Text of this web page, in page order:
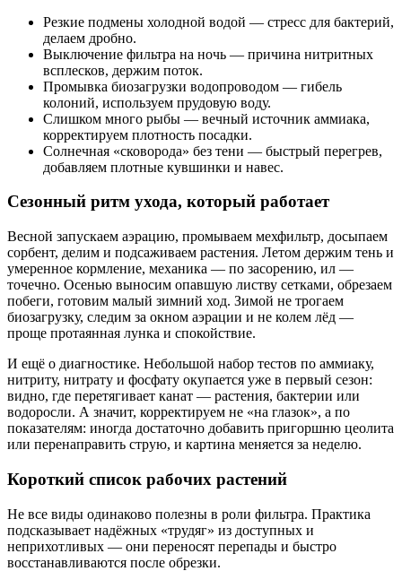
Резкие подмены холодной водой — стресс для бактерий,
делаем дробно.
Выключение фильтра на ночь — причина нитритных
всплесков, держим поток.
Промывка биозагрузки водопроводом — гибель
колоний, используем прудовую воду.
Слишком много рыбы — вечный источник аммиака,
корректируем плотность посадки.
Солнечная «сковорода» без тени — быстрый перегрев,
добавляем плотные кувшинки и навес.
Сезонный ритм ухода, который работает
Весной запускаем аэрацию, промываем мехфильтр, досыпаем
сорбент, делим и подсаживаем растения. Летом держим тень и
умеренное кормление, механика — по засорению, ил —
точечно. Осенью выносим опавшую листву сетками, обрезаем
побеги, готовим малый зимний ход. Зимой не трогаем
биозагрузку, следим за окном аэрации и не колем лёд —
проще протаянная лунка и спокойствие.
И ещё о диагностике. Небольшой набор тестов по аммиаку,
нитриту, нитрату и фосфату окупается уже в первый сезон:
видно, где перетягивает канат — растения, бактерии или
водоросли. А значит, корректируем не «на глазок», а по
показателям: иногда достаточно добавить пригоршню цеолита
или перенаправить струю, и картина меняется за неделю.
Короткий список рабочих растений
Не все виды одинаково полезны в роли фильтра. Практика
подсказывает надёжных «трудяг» из доступных и
неприхотливых — они переносят перепады и быстро
восстанавливаются после обрезки.